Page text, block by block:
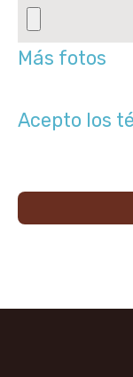
Más fotos
Acepto los